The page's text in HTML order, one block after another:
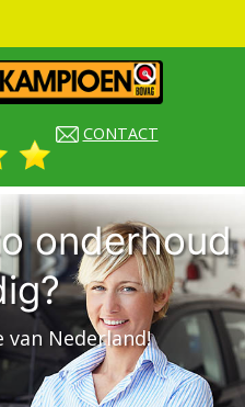
CONTACT
onderhoud
van Nederland!